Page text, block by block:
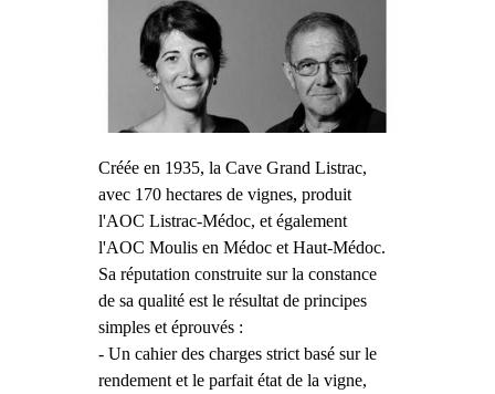
Créée en 1935, la Cave Grand Listrac,
avec 170 hectares de vignes, produit
l'AOC Listrac-Médoc, et également
l'AOC Moulis en Médoc et Haut-Médoc.
Sa réputation construite sur la constance
de sa qualité est le résultat de principes
simples et éprouvés :
- Un cahier des charges strict basé sur le
rendement et le parfait état de la vigne,